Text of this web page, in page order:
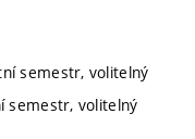
semestr, volitelný
semestr, volitelný